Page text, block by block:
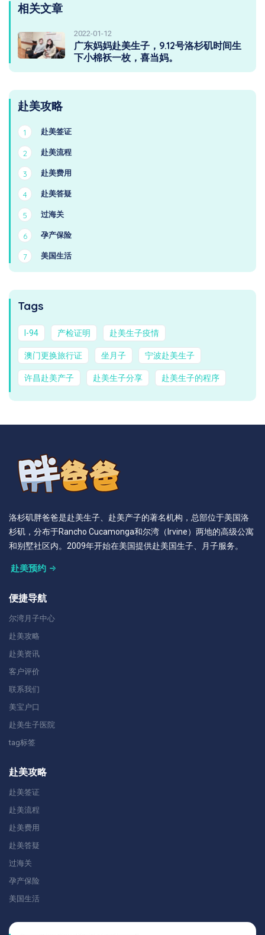
相关文章
2022-01-12
广东妈妈赴美生子，9.12号洛杉矶时间生
下小棉袄一枚，喜当妈。
赴美攻略
1 赴美签证
2 赴美流程
3 赴美费用
4 赴美答疑
5 过海关
6 孕产保险
7 美国生活
Tags
I-94 产检证明 赴美生子疫情
澳门更换旅行证 坐月子 宁波赴美生子
许昌赴美产子 赴美生子分享 赴美生子的程序
洛杉矶胖爸爸是赴美生子、赴美产子的著名机构，总部位于美国洛
杉矶，分布于Rancho Cucamonga和尔湾（Irvine）两地的高级公寓
和别墅社区内。2009年开始在美国提供赴美国生子、月子服务。
赴美预约
便捷导航
尔湾月子中心
赴美攻略
赴美资讯
客户评价
联系我们
美宝户口
赴美生子医院
tag标签
赴美攻略
赴美签证
赴美流程
赴美费用
赴美答疑
过海关
孕产保险
美国生活